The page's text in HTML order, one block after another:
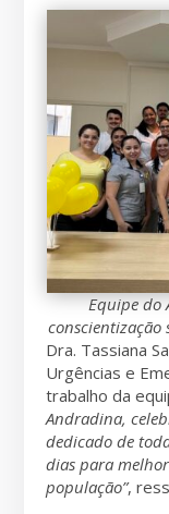
Equipe do
conscientização
Dra. Tassiana
Urgências e
trabalho da
Andradina,
dedicado de
dias para
população”,